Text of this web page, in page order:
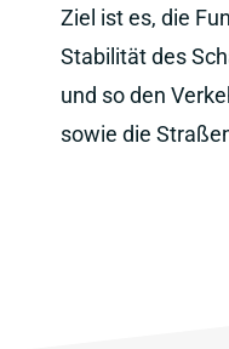
Ziel ist es, die
Stabilität des
und so den
sowie die